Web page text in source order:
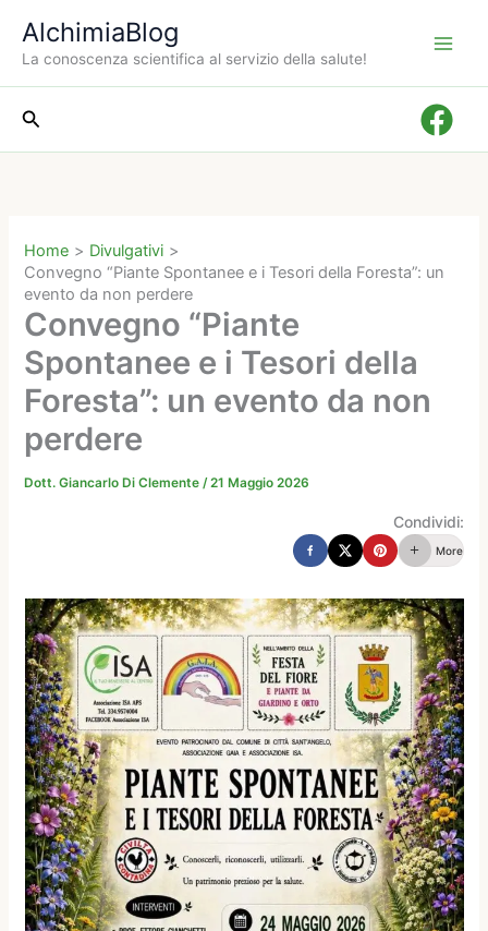
contenuto
AlchimiaBlog
La conoscenza scientifica al servizio della salute!
Cerca
Home
Divulgativi
Convegno “Piante Spontanee e i Tesori della Foresta”: un
evento da non perdere
Convegno “Piante
Spontanee e i Tesori della
Foresta”: un evento da non
perdere
Dott. Giancarlo Di Clemente/21 Maggio 2026
Condividi:
More